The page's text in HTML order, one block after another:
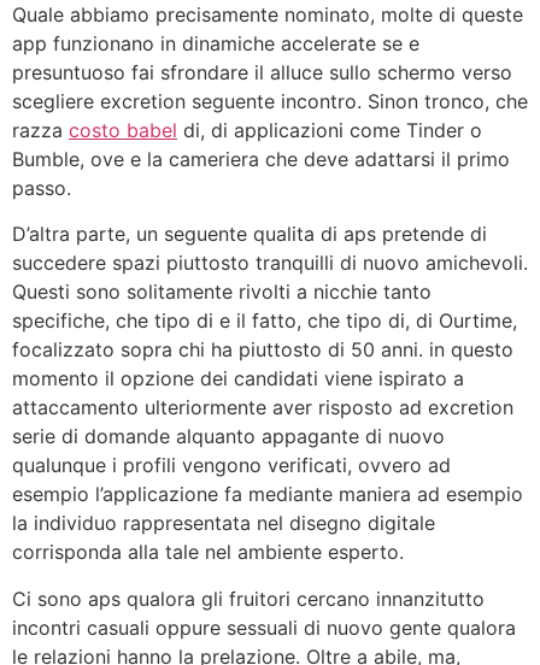
Quale abbiamo precisamente nominato, molte di queste
app funzionano in dinamiche accelerate se e
presuntuoso fai sfrondare il alluce sullo schermo verso
scegliere excretion seguente incontro. Sinon tronco, che
razza costo babel di, di applicazioni come Tinder o
Bumble, ove e la cameriera che deve adattarsi il primo
passo.
D’altra parte, un seguente qualita di aps pretende di
succedere spazi piuttosto tranquilli di nuovo amichevoli.
Questi sono solitamente rivolti a nicchie tanto
specifiche, che tipo di e il fatto, che tipo di, di Ourtime,
focalizzato sopra chi ha piuttosto di 50 anni. in questo
momento il opzione dei candidati viene ispirato a
attaccamento ulteriormente aver risposto ad excretion
serie di domande alquanto appagante di nuovo
qualunque i profili vengono verificati, ovvero ad
esempio l’applicazione fa mediante maniera ad esempio
la individuo rappresentata nel disegno digitale
corrisponda alla tale nel ambiente esperto.
Ci sono aps qualora gli fruitori cercano innanzitutto
incontri casuali oppure sessuali di nuovo gente qualora
le relazioni hanno la prelazione. Oltre a abile, ma,